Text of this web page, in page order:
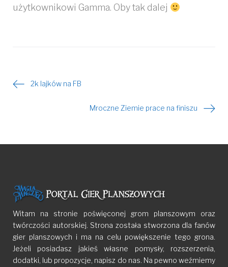
użytkownikowi Gamma. Oby tak dalej
Nawigacja
2k lajków na FB
Mroczne Ziemie prace na finiszu
Witam na stronie poświęconej grom planszowym oraz
twórczości autorskiej. Strona została stworzona dla fanów
gier planszowych i ma na celu powiększenie tego grona.
Jeżeli posiadasz jakieś własne pomysły, rozszerzenia,
dodatki, lub propozycje, napisz do nas. Na pewno weźmiemy